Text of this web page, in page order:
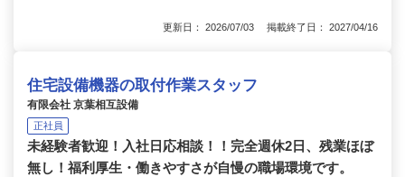
更新日： 2026/07/03 掲載終了日： 2027/04/16
住宅設備機器の取付作業スタッフ
有限会社 京葉相互設備
正社員
未経験者歓迎！入社日応相談！！完全週休2日、残業ほぼ
無し！福利厚生・働きやすさが自慢の職場環境です。